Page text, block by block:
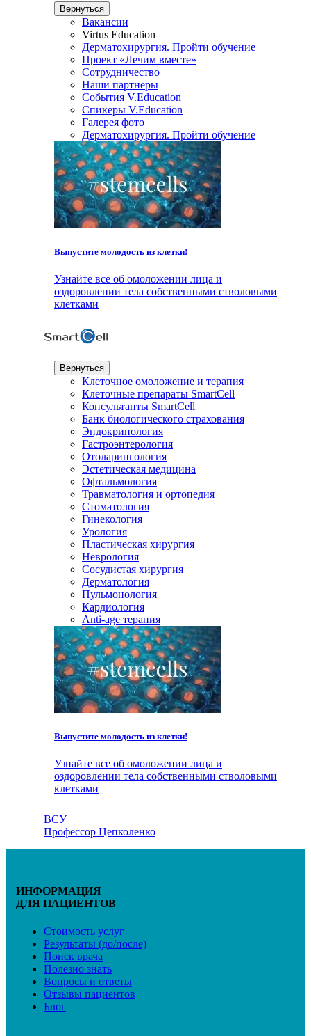
Вернуться
Вакансии
Virtus Education
Дерматохирургия. Пройти обучение
Проект «Лечим вместе»
Сотрудничество
Наши партнеры
События V.Education
Спикеры V.Education
Галерея фото
Дерматохирургия. Пройти обучение
Выпустите молодость из клетки!
Узнайте все об омоложении лица и
оздоровлении тела собственными стволовыми
клетками
Вернуться
Клеточное омоложение и терапия
Клеточные препараты SmartCell
Консультанты SmartCell
Банк биологического страхования
Эндокринология
Гастроэнтерология
Отоларингология
Эстетическая медицина
Офтальмология
Травматология и ортопедия
Стоматология
Гинекология
Урология
Пластическая хирургия
Неврология
Сосудистая хирургия
Дерматология
Пульмонология
Кардиология
Anti-age терапия
Выпустите молодость из клетки!
Узнайте все об омоложении лица и
оздоровлении тела собственными стволовыми
клетками
ВСУ
Профессор Цепколенко
ИНФОРМАЦИЯ
ДЛЯ ПАЦИЕНТОВ
Стоимость услуг
Результаты (до/после)
Поиск врача
Полезно знать
Вопросы и ответы
Отзывы пациентов
Блог